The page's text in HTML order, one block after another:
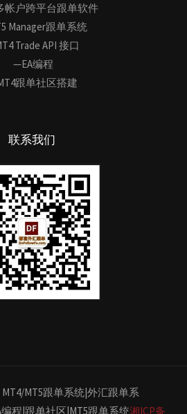
帐户跨平台跟单软件
Manager跟单系统
Trade API 接口
—EA编程
跟单社区搭建
联系我们
MT5跟单系统|外汇跟单系
编程|跟单社区|MT5跟单系统湘ICP备